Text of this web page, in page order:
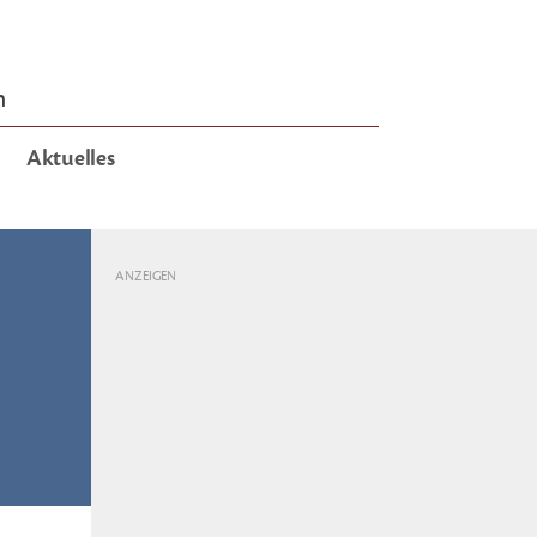
Aktuelles
ANZEIGEN